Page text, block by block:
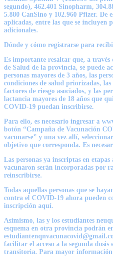
segundo), 462.401 Sinopharm,
5.880 CanSino y 102.960 Pfizer. De
aplicadas, entre las que se incluyen
adicionales.
Dónde y cómo registrarse para
Es importante resaltar que, a
de Salud de la provincia, se puede
personas mayores de 3 años, las
condiciones de salud priorizadas,
factores de riesgo asociados, y las
lactancia mayores de 18 años que
COVID-19 puedan inscribirse.
Para ello, es necesario ingresar a
botón “Campaña de Vacunación
vacunarse” y una vez allí,
objetivo que corresponda. Es
Las personas ya inscriptas en
vacunaron serán incorporadas por
reinscribirse.
Todas aquellas personas que se
contra el COVID-19 ahora pueden
inscripción aquí.
Asimismo, las y los estudiantes
esquema en otra provincia podrán
facilitar el acceso a la segunda dosis
transitoria. Para mayor